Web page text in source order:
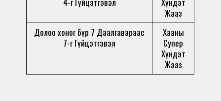
Жааз
Долоо хоног бүр 7 Даалгавараас
7-г Гүйцэтгэвэл
Хааны
Супер
Хүндэт
Жааз